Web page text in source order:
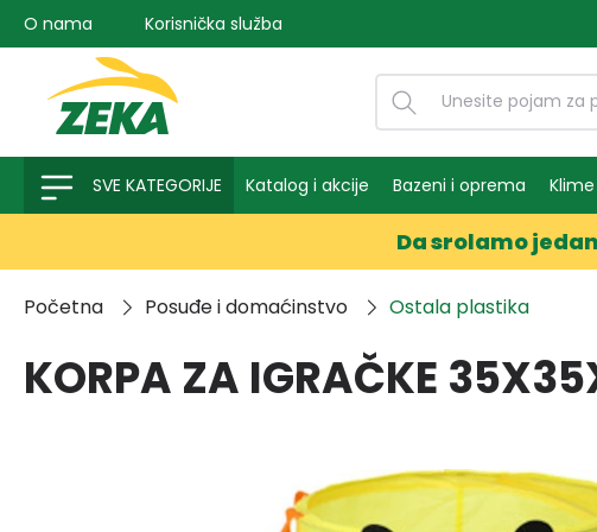
pretragu Preskoči na glavnu navigaciju
O nama Korisnička služba
SVE KATEGORIJE Katalog i akcije Bazeni i oprema Klime
Da srolamo
Početna Posuđe i domaćinstvo Ostala plastika
KORPA ZA IGRAČKE